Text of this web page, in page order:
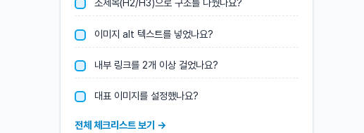
소제목(H2/H3)으로 구조를 나눴나요?
이미지 alt 텍스트를 넣었나요?
내부 링크를 2개 이상 걸었나요?
대표 이미지를 설정했나요?
전체 체크리스트 보기 →